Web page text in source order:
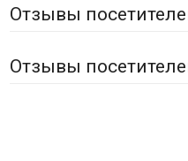
Отзывы
Отзывы